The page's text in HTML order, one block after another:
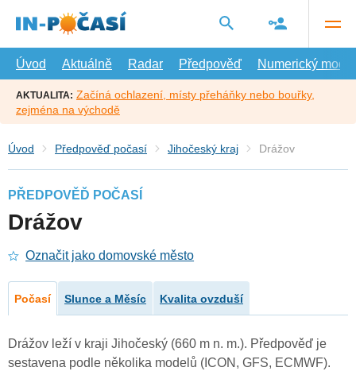
hlavní
Úvod
Aktuálně Radar Předpověď Numerický model
AKTUALITA: Začíná ochlazení, místy přeháňky nebo bouřky,
zejména na východě
Úvod Předpověď počasí Jihočeský kraj Drážov
PŘEDPOVĚĎ POČASÍ
Drážov
Označit jako domovské město
Počasí Slunce a Měsíc Kvalita ovzduší
Drážov leží v kraji Jihočeský (660 m n. m.). Předpověď je
sestavena podle několika modelů (ICON, GFS, ECMWF).